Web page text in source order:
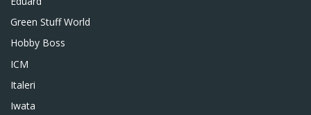
Green Stuff World
Hobby Boss
ICM
Italeri
Iwata